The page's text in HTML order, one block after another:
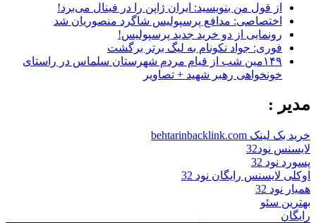
از قول من بنویسید: ایران ژاپن را در فینال می‌برد!
اختصاصی: مدافع پرسپولیس شاگرد منصوریان شد
رونمایی از دو خرید جدید پرسپولیس!
فوری: جواد نکونام به لیگ برتر برگشت
۱۴۹مین شب از قیام مردم شهرستان سلماس در راستای
خونخواهی رهبر شهید + تصاویر
مدیر :
خرید بک لینک behtarinbacklink.com
لایسنس نود32
پسورد نود 32
اوکلی لایسنس رایگان نود 32
همیار نود 32
بهترین سئو
رایگان